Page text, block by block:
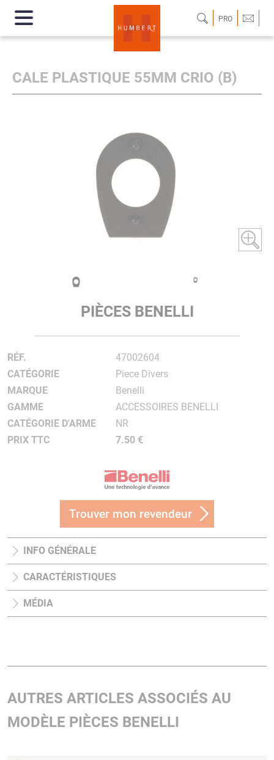
PRO
CALE PLASTIQUE 55MM CRIO (B)
PIÈCES BENELLI
RÉF.
47002604
CATÉGORIE
Piece Divers
MARQUE
Benelli
GAMME
ACCESSOIRES BENELLI
CATÉGORIE D'ARME
NR
PRIX TTC
7.50 €
Trouver mon revendeur
INFO GÉNÉRALE
CARACTÉRISTIQUES
MÉDIA
AUTRES ARTICLES ASSOCIÉS AU
MODÈLE PIÈCES BENELLI